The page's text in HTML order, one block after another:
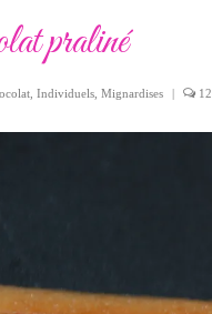
praliné
Individuels Mignardises 12